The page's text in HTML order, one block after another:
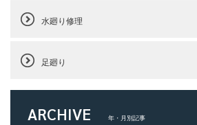
水廻り修理
足廻り
ARCHIVE 年・月別記事